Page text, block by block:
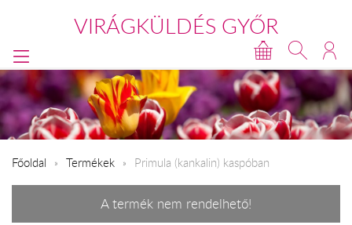
VIRÁGKÜLDÉS GYŐR
Főoldal Termékek Primula (kankalin) kaspóban
A termék nem rendelhető!